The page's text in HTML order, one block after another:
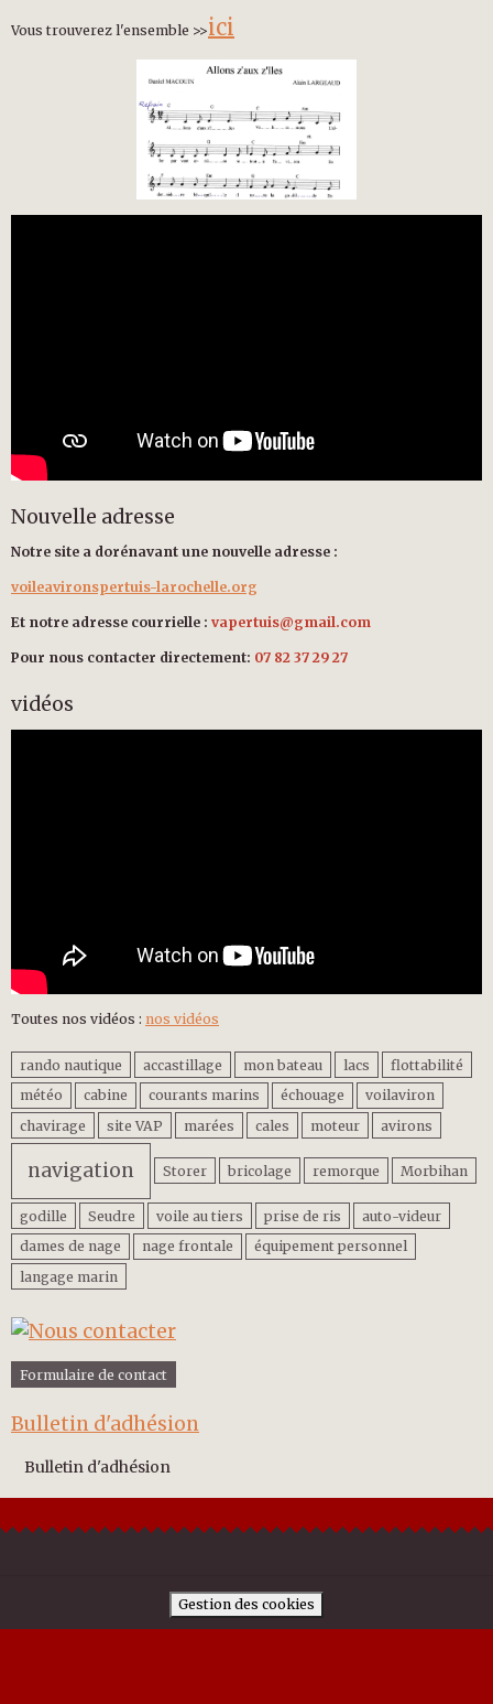
Vous trouverez l'ensemble >>ici
Nouvelle adresse
Notre site a dorénavant une nouvelle adresse :
voileavironspertuis-larochelle.org
Et notre adresse courrielle : vapertuis@gmail.com
Pour nous contacter directement: 07 82 37 29 27
vidéos
Toutes nos vidéos : nos vidéos
rando nautique accastillage mon bateau lacs
flottabilité
météo
cabine courants marins échouage
voilaviron
chavirage
site VAP marées cales moteur avirons
navigation Storer bricolage remorque Morbihan
godille Seudre voile au tiers prise de ris
auto-videur
dames de nage
nage frontale
équipement personnel
langage marin
Formulaire de contact
Bulletin d'adhésion
Bulletin d'adhésion
Gestion des cookies